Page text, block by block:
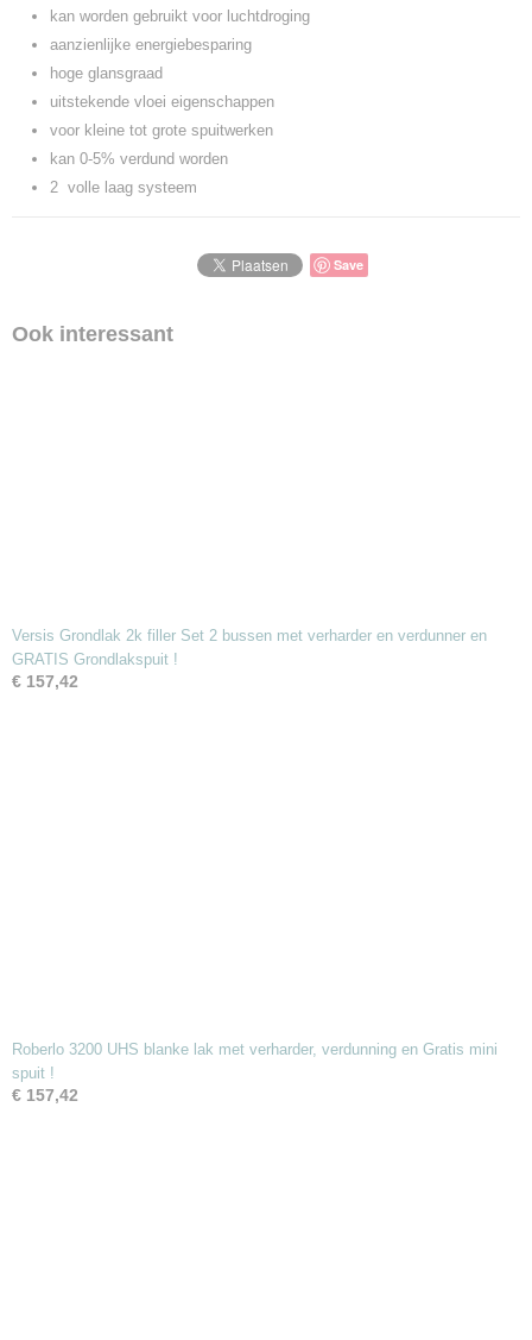
kan worden gebruikt voor luchtdroging
aanzienlijke energiebesparing
hoge glansgraad
uitstekende vloei eigenschappen
voor kleine tot grote spuitwerken
kan 0-5% verdund worden
2 volle laag systeem
Save
Ook interessant
Versis Grondlak 2k filler Set 2 bussen met verharder en verdunner en
GRATIS Grondlakspuit !
€ 157,42
Roberlo 3200 UHS blanke lak met verharder, verdunning en Gratis mini
spuit !
€ 157,42